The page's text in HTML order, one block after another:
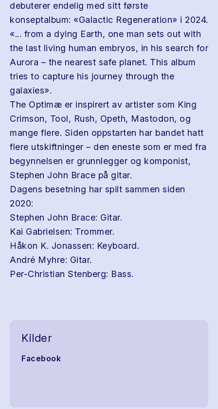
debuterer endelig med sitt første
konseptalbum: «Galactic Regeneration» i 2024.
«... from a dying Earth, one man sets out with
the last living human embryos, in his search for
Aurora – the nearest safe planet. This album
tries to capture his journey through the
galaxies».
The Optimæ er inspirert av artister som King
Crimson, Tool, Rush, Opeth, Mastodon, og
mange flere. Siden oppstarten har bandet hatt
flere utskiftninger – den eneste som er med fra
begynnelsen er grunnlegger og komponist,
Stephen John Brace på gitar.
Dagens besetning har spilt sammen siden
2020:
Stephen John Brace: Gitar.
Kai Gabrielsen: Trommer.
Håkon K. Jonassen: Keyboard.
André Myhre: Gitar.
Per-Christian Stenberg: Bass.
Kilder
Facebook